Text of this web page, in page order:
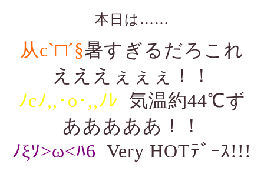
本日は……
从c`□´§暑すぎるだろこれ
えええぇぇぇ！！
ﾉcﾉ,,･o･,,ﾉﾚ 気温約44℃ず
あああああ！！
ﾉξｿ>ω<ﾊ6 Very HOTﾃﾞｰｽ!!!